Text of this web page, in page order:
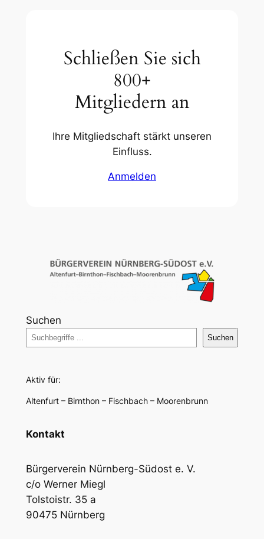
Schließen Sie sich
800+
Mitgliedern an
Ihre Mitgliedschaft stärkt unseren
Einfluss.
Anmelden
Suchen
Suchen
Aktiv für:
Altenfurt – Birnthon – Fischbach – Moorenbrunn
Kontakt
Bürgerverein Nürnberg-Südost e. V.
c/o Werner Miegl
Tolstoistr. 35 a
90475 Nürnberg